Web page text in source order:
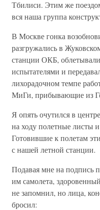
Тбилиси. Этим же
вся наша группа
В Москве гонка
разгружались в
станции ОКБ,
испытателями и
лихорадочном темпе
МиГи, прибывающие из
Я опять очутился в
на ходу полетные листы
Готовившие к полетам
с нашей летной станции.
Подавая мне на подпись
им самолета,
не запомнил, но лица,
бросил: